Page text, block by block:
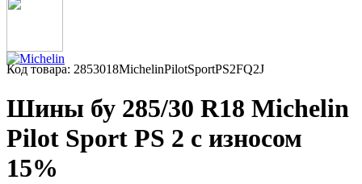
Код товара: 2853018MichelinPilotSportPS2FQ2J
Шины бу 285/30 R18 Michelin
Pilot Sport PS 2 с износом
15%